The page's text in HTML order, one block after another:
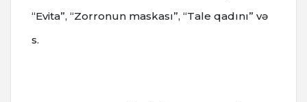
“Evita”, “Zorronun maskası”, “Tale qadını” və
s.